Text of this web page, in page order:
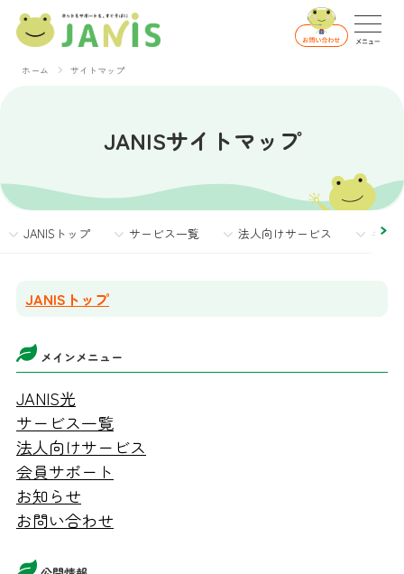
ホーム サイトマップ
JANISサイトマップ
JANISトップ サービス一覧 法人向けサービス キャ
JANISトップ
メインメニュー
JANIS光
サービス一覧
法人向けサービス
会員サポート
お知らせ
お問い合わせ